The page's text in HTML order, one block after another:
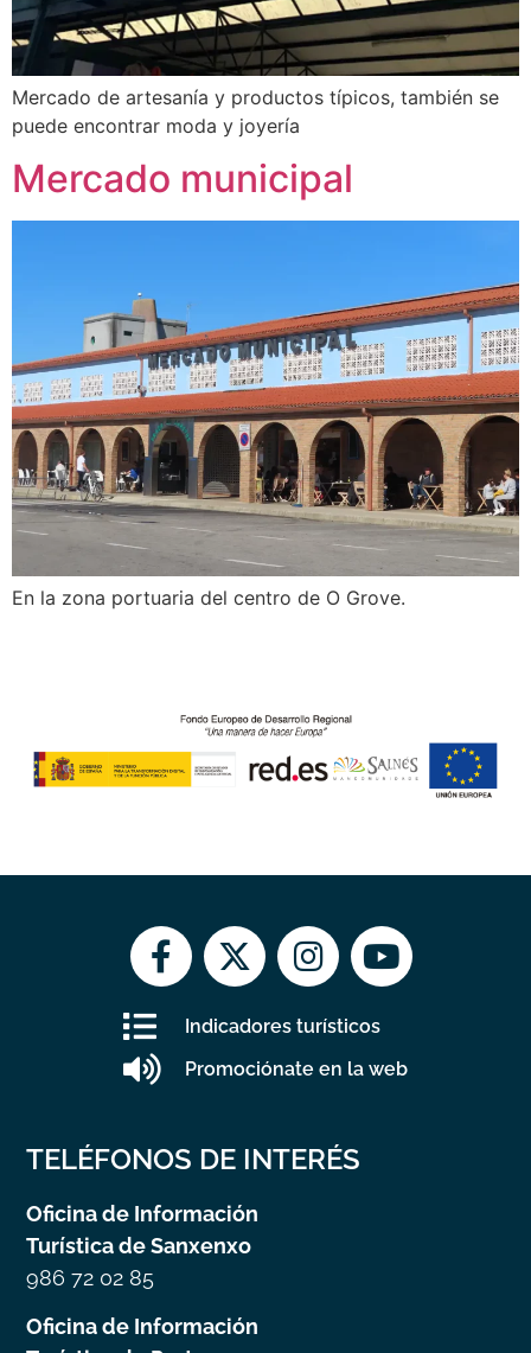
Mercado de artesanía y productos típicos, también se
puede encontrar moda y joyería
Mercado municipal
En la zona portuaria del centro de O Grove.
Indicadores turísticos
Promociónate en la web
TELÉFONOS DE INTERÉS
Oficina de Información
Turística de Sanxenxo
986 72 02 85
Oficina de Información